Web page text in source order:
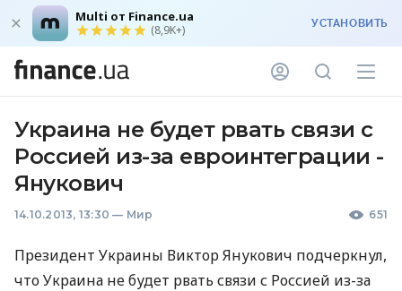
Multi от Finance.ua
(8,9K+) УСТАНОВИТЬ
Украина не будет рвать связи с
Россией из-за евроинтеграции -
Янукович
14.10.2013, 13:30 — Мир 651
Президент Украины Виктор Янукович подчеркнул,
что Украина не будет рвать связи с Россией из-за